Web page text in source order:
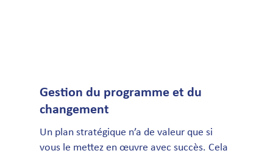
Gestion du programme et du
changement
Un plan stratégique n’a de valeur que si
vous le mettez en œuvre avec succès. Cela